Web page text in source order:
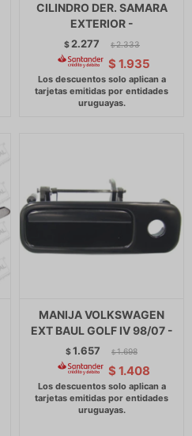
CILINDRO DER. SAMARA
EXTERIOR -
$ 2.277 $ 2.333
$ 1.935
MANIJA VOLKSWAGEN
EXT BAUL GOLF IV 98/07 -
$1.657 $ 1.698
$ 1.408